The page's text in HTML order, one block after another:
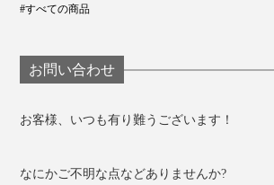
#すべての商品
お問い合わせ
お客様、いつも有り難うございます！
なにかご不明な点などありませんか?